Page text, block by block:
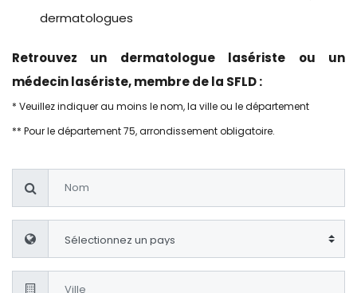
dermatologues
Retrouvez un dermatologue lasériste ou un
médecin lasériste, membre de la SFLD :
* Veuillez indiquer au moins le nom, la ville ou le département
** Pour le département 75, arrondissement obligatoire.